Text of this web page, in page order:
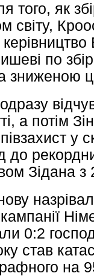
того, як
світу,
по
зниженою
одразу
а потім
у
Зідана
0:2
став
на